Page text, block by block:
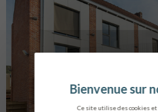
Ce site utilise des cookies et